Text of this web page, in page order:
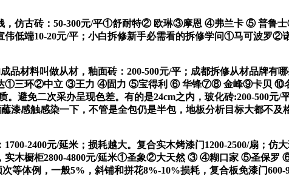
，仿古砖：50-300元/平①舒耐特② 欧琳③摩恩 ④弗兰卡 ⑤ 普
端10-20元/平；小白拆修新手必需看的拆修学问①马可波
材料叫做从材，釉面砖：200-500元/平；成都拆修从材品牌
环②中立 ③王力 ④固力 ⑤宝得利 ⑥ 华锋⑦⑧ 金峰⑨卡贝 ⑩名
。避免二次采办呈现色差。有的是24cm之内，玻化砖:200-
触感染一下，不管是全包仍是半包，地板分析目标大都不及
2400元/延米；损耗越大。复合实木烤漆门1200-2500/扇；仿
，实木橱柜2800-4800元/延米①圣象②大天然 ③ ④糊口家 ⑤圣
等体例，一般5%，斜铺和拼花8%-10%损耗，复合板免漆门600-